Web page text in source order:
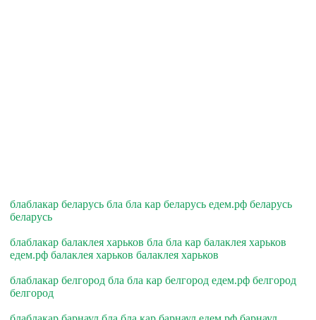
блаблакар беларусь бла бла кар беларусь едем.рф беларусь
беларусь
блаблакар балаклея харьков бла бла кар балаклея харьков
едем.рф балаклея харьков балаклея харьков
блаблакар белгород бла бла кар белгород едем.рф белгород
белгород